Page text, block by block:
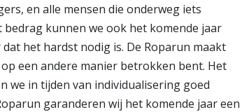
en alle mensen die onderweg iets
kunnen we ook het komende jaar
het hardst nodig is. De Roparun maakt
een andere manier betrokken bent. Het
we in tijden van individualisering goed
garanderen wij het komende jaar een